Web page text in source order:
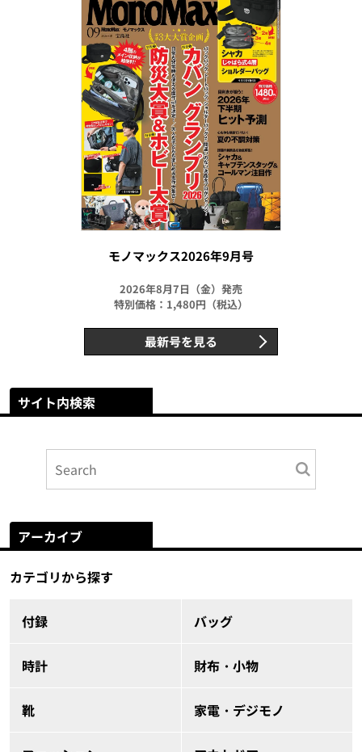
モノマックス2026年9月号
2026年8月7日（金）発売
特別価格：1,480円（税込）
最新号を見る
サイト内検索
アーカイブ
カテゴリから探す
付録 バッグ
時計 財布・小物
靴 家電・デジモノ